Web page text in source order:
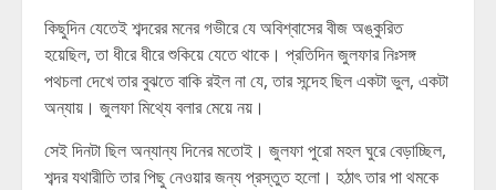
কিছুদিন যেতেই শব্দরের মনের গভীরে যে অবিশ্বাসের বীজ অঙ্কুরিত
হয়েছিল, তা ধীরে ধীরে শুকিয়ে যেতে থাকে। প্রতিদিন জুলফার নিঃসঙ্গ
পথচলা দেখে তার বুঝতে বাকি রইল না যে, তার সন্দেহ ছিল একটা ভুল, একটা
অন্যায়। জুলফা মিথ্যে বলার মেয়ে নয়।
সেই দিনটা ছিল অন্যান্য দিনের মতোই। জুলফা পুরো মহল ঘুরে বেড়াচ্ছিল,
শব্দর যথারীতি তার পিছু নেওয়ার জন্য প্রস্তুত হলো। হঠাৎ তার পা থমকে